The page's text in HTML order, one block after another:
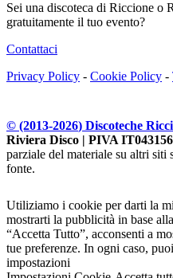
Sei una discoteca di Riccione o
gratuitamente il tuo evento?
Contattaci
Privacy Policy - Cookie Policy -
© (2013-2026) Discoteche
Riviera Disco | PIVA
parziale del materiale su altri siti
fonte.
Utiliziamo i cookie per darti la
mostrarti la pubblicità in base
“Accetta Tutto”, acconsenti a
tue preferenze. In ogni caso,
impostazioni